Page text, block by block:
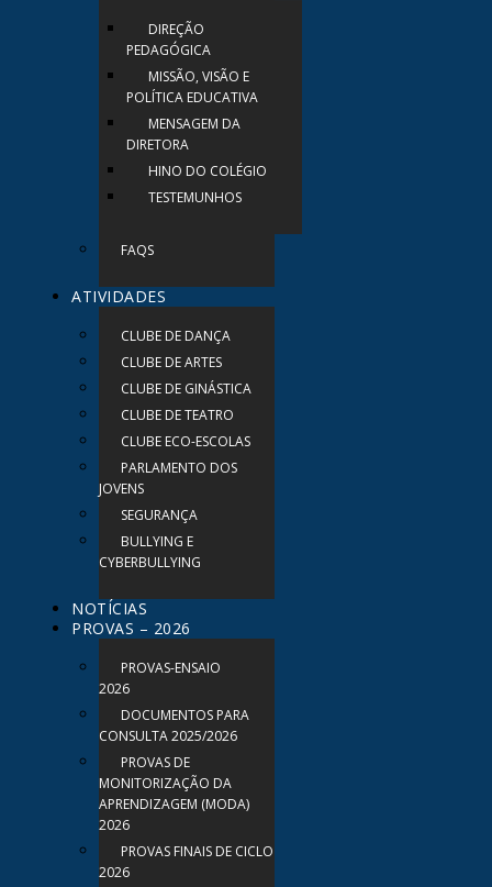
DIREÇÃO
PEDAGÓGICA
MISSÃO, VISÃO E
POLÍTICA EDUCATIVA
MENSAGEM DA
DIRETORA
HINO DO COLÉGIO
TESTEMUNHOS
FAQS
ATIVIDADES
CLUBE DE DANÇA
CLUBE DE ARTES
CLUBE DE GINÁSTICA
CLUBE DE TEATRO
CLUBE ECO-ESCOLAS
PARLAMENTO DOS
JOVENS
SEGURANÇA
BULLYING E
CYBERBULLYING
NOTÍCIAS
PROVAS – 2026
PROVAS-ENSAIO
2026
DOCUMENTOS PARA
CONSULTA 2025/2026
PROVAS DE
MONITORIZAÇÃO DA
APRENDIZAGEM (MODA)
2026
PROVAS FINAIS DE CICLO
2026